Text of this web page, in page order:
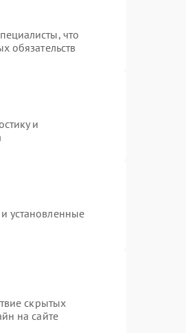
что
обязательств
и
установленные
скрытых
на сайте